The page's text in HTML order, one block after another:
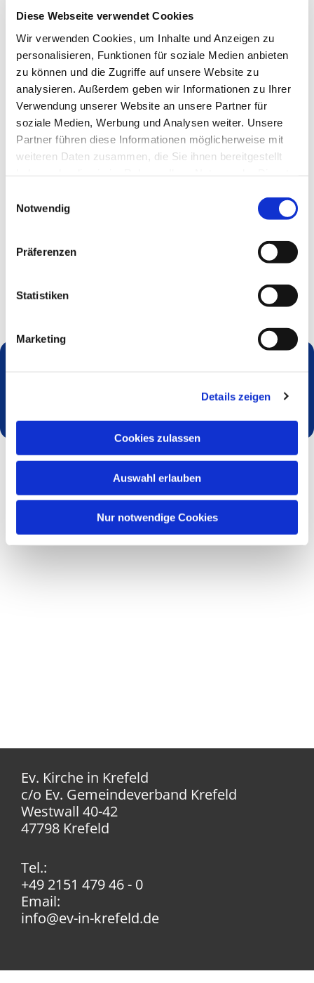
Diese Webseite verwendet Cookies
Wir verwenden Cookies, um Inhalte und Anzeigen zu
personalisieren, Funktionen für soziale Medien anbieten
zu können und die Zugriffe auf unsere Website zu
analysieren. Außerdem geben wir Informationen zu Ihrer
Verwendung unserer Website an unsere Partner für
soziale Medien, Werbung und Analysen weiter. Unsere
Partner führen diese Informationen möglicherweise mit
weiteren Daten zusammen, die Sie ihnen bereitgestellt
Notwendig
Präferenzen
Statistiken
Marketing
Details zeigen
Cookies zulassen
Auswahl erlauben
Nur notwendige Cookies
www.qigong-krefeld.de
Dies könnte Sie auch interessieren
Ev. Kirche in Krefeld
c/o Ev. Gemeindeverband Krefeld
Westwall 40-42
47798 Krefeld
Tel.:
+49 2151 479 46 - 0
Email:
info@ev-in-krefeld.de